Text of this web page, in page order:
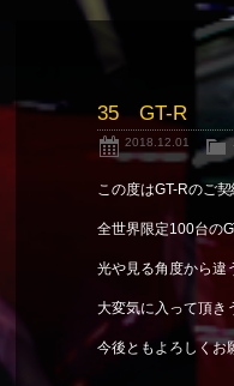
35 GT-R
2018.12.01
この度はGT-Rのご
全世界限定100台の
光や見る角度から違
大変気に入って頂き
今後ともよろしくお